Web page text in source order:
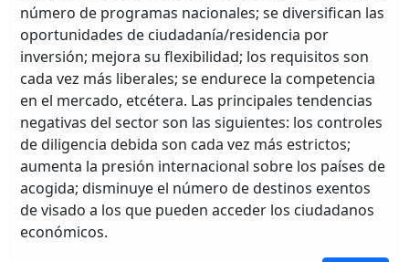
número de programas nacionales; se diversifican las
oportunidades de ciudadanía/residencia por
inversión; mejora su flexibilidad; los requisitos son
cada vez más liberales; se endurece la competencia
en el mercado, etcétera. Las principales tendencias
negativas del sector son las siguientes: los controles
de diligencia debida son cada vez más estrictos;
aumenta la presión internacional sobre los países de
acogida; disminuye el número de destinos exentos
de visado a los que pueden acceder los ciudadanos
económicos.